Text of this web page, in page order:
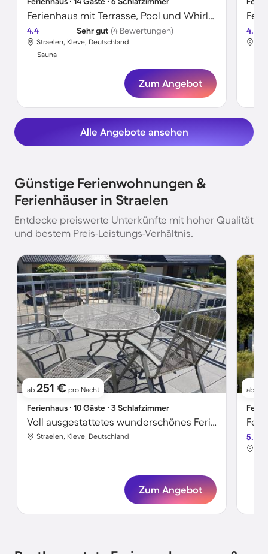
Ferienhaus mit Terrasse, Pool und Whirlpool
4.4 Sehr gut (4 Bewertungen)
Straelen, Kleve, Deutschland
Sauna
Zum Angebot
4.5
Alle Angebote ansehen
Günstige Ferienwohnungen &
Ferienhäuser in Straelen
Entdecke preiswerte Unterkünfte mit hoher Qualität
und bestem Preis-Leistungs-Verhältnis.
ab 251 € pro Nacht
Ferienhaus ∙ 10 Gäste ∙ 3 Schlafzimmer
Voll ausgestattetes wunderschönes Ferienhaus mit Garten
Straelen, Kleve, Deutschland
Zum Angebot
ab
5.0